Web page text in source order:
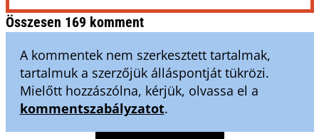
Összesen 169 komment
A kommentek nem szerkesztett tartalmak,
tartalmuk a szerzőjük álláspontját tükrözi.
Mielőtt hozzászólna, kérjük, olvassa el a
kommentszabályzatot.